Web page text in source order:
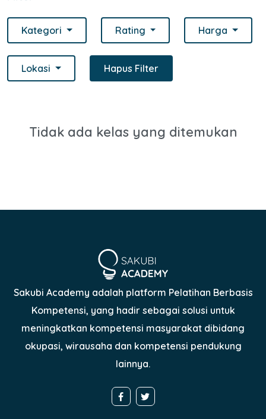
Kategori Rating Harga
Lokasi Hapus Filter
Tidak ada kelas yang ditemukan
Sakubi Academy adalah platform Pelatihan Berbasis
Kompetensi, yang hadir sebagai solusi untuk
meningkatkan kompetensi masyarakat dibidang
okupasi, wirausaha dan kompetensi pendukung
lainnya.